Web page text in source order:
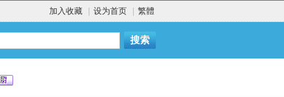
加入收藏 设为首页 繁體